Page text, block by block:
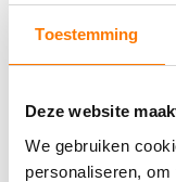
Toestemming
Deze website
We gebruiken
personaliseren,
Winkelwagen
Geen producten in